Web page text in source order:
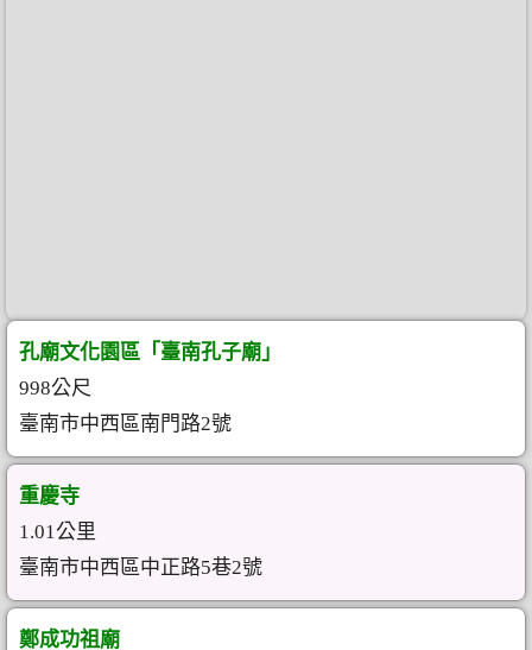
孔廟文化園區「臺南孔子廟」
998公尺
臺南市中西區南門路2號
重慶寺
1.01公里
臺南市中西區中正路5巷2號
鄭成功祖廟